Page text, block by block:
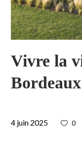
Vivre la
Bordeaux
4 juin 2025 0